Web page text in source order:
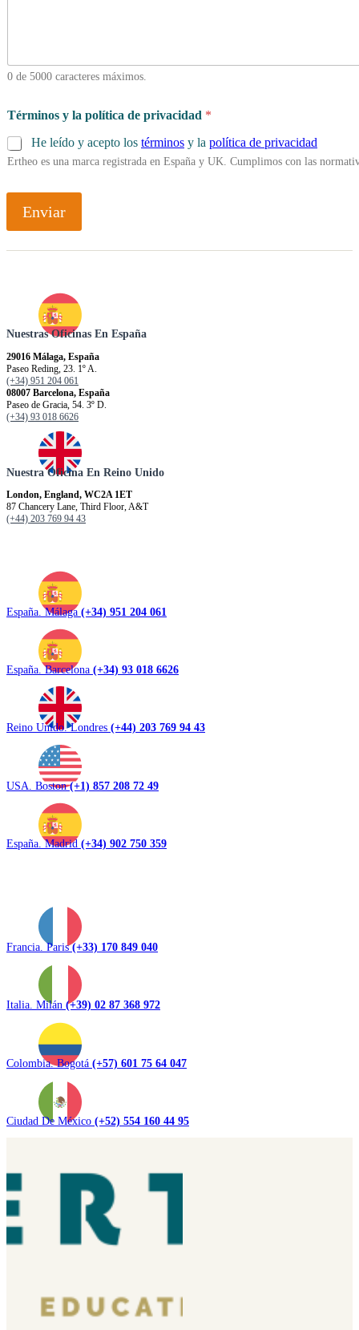
0 de 5000 caracteres máximos.
Términos y la política de privacidad *
He leído y acepto los términos y la política de privacidad
Ertheo es una marca registrada en España y UK. Cumplimos con las
Enviar
Nuestras Oficinas En España
29016 Málaga, España
Paseo Reding, 23. 1º A.
(+34) 951 204 061
08007 Barcelona, España
Paseo de Gracia, 54. 3º D.
(+34) 93 018 6626
Nuestra Oficina En Reino Unido
London, England, WC2A 1ET
87 Chancery Lane, Third Floor, A&T
(+44) 203 769 94 43
España. Málaga (+34) 951 204 061
España. Barcelona (+34) 93 018 6626
Reino Unido. Londres (+44) 203 769 94 43
USA. Boston(+1) 857 208 72 49
España. Madrid (+34) 902 750 359
Francia. Paris(+33) 170 849 040
Italia. Milán (+39) 02 87 368 972
Colombia. Bogotá (+57) 601 75 64 047
Ciudad De México (+52) 554 160 44 95